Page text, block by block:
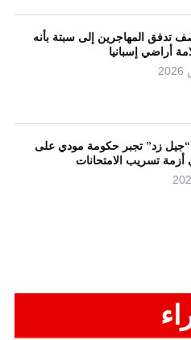
تدفق المهاجرين إلى سبتة بأنه
أراضي إسبانيا
زد” تجبر حكومة مودي على
أزمة تسريب الامتحانات